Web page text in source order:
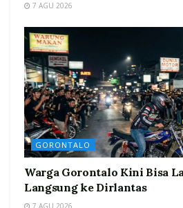
7 AGU 2026
GORONTALO
Warga Gorontalo Kini Bisa
Langsung ke Dirlantas
7 AGU 2026